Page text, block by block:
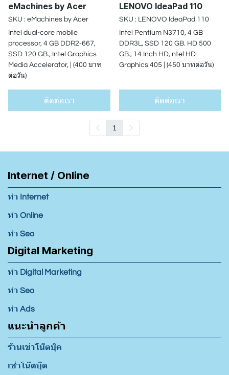
eMachines by Acer
SKU : eMachines by Acer
Intel dual-core mobile
processor, 4 GB DDR2-667,
SSD 120 GB., Intel Graphics
Media Accelerator, | (400 บาท
ต่อวัน)
ติดต่อเรา
LENOVO IdeaPad 110
SKU : LENOVO IdeaPad 110
Intel Pentium N3710, 4 GB
DDR3L, SSD 120 GB. HD 500
GB., 14 Inch HD, ntel HD
Graphics 405 | (450 บาทต่อวัน)
ติดต่อเรา
1
Internet / Online
ทำ Internet
ทำ Online
ทำ Seo
Digital Marketing
ทำ Digital Marketing
ทำ Seo
ทำ Ads
แนะนำลูกค้า
ร้านเช่าโน๊ตบุ๊ค
เช่าโน๊ตบุ๊ต